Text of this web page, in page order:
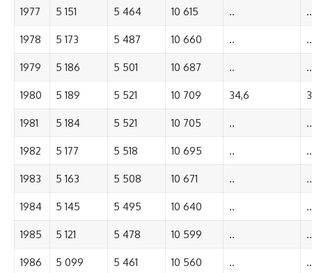
1977 5 151 5 464 10 615 .. ..
1978 5 173 5 487 10 660 .. ..
1979 5 186 5 501 10 687 .. ..
1980 5 189 5 521 10 709 34,6
1981 5 184 5 521 10 705 .. ..
1982 5 177 5 518 10 695 .. ..
1983 5 163 5 508 10 671 .. ..
1984 5 145 5 495 10 640 .. ..
1985 5 121 5 478 10 599 .. ..
1986 5 099 5 461 10 560 .. ..